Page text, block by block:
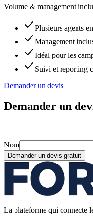
Volume & management
Plusieurs agents
Management
Idéal pour les
Suivi et reporting
Demander un devis
Demander un
Nom
Demander un devis gratuit
La plateforme qui connecte